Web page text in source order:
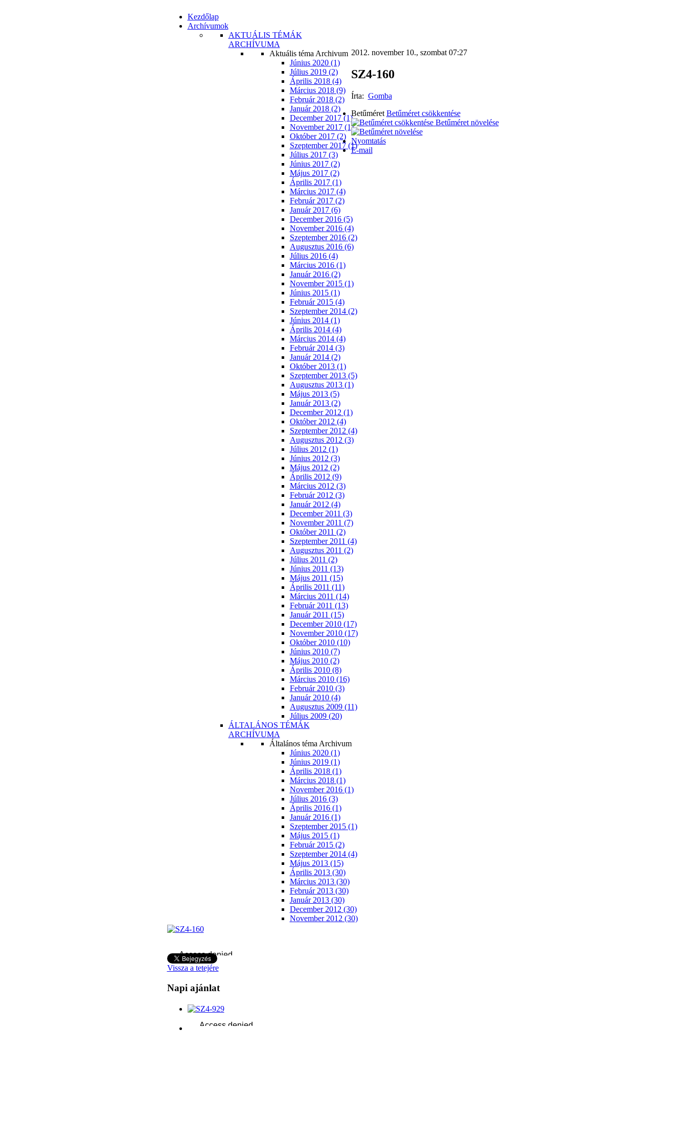
Kezdőlap
Archívumok
AKTUÁLIS TÉMÁK
ARCHÍVUMA
Aktuális téma Archivum
Június 2020 (1)
Július 2019 (2)
Április 2018 (4)
Március 2018 (9)
Február 2018 (2)
Január 2018 (2)
December 2017 (1)
November 2017 (1)
Október 2017 (2)
Szeptember 2017 (1)
Július 2017 (3)
Június 2017 (2)
Május 2017 (2)
Április 2017 (1)
Március 2017 (4)
Február 2017 (2)
Január 2017 (6)
December 2016 (5)
November 2016 (4)
Szeptember 2016 (2)
Augusztus 2016 (6)
Július 2016 (4)
Március 2016 (1)
Január 2016 (2)
November 2015 (1)
Június 2015 (1)
Február 2015 (4)
Szeptember 2014 (2)
Június 2014 (1)
Április 2014 (4)
Március 2014 (4)
Február 2014 (3)
Január 2014 (2)
Október 2013 (1)
Szeptember 2013 (5)
Augusztus 2013 (1)
Május 2013 (5)
Január 2013 (2)
December 2012 (1)
Október 2012 (4)
Szeptember 2012 (4)
Augusztus 2012 (3)
Július 2012 (1)
Június 2012 (3)
Május 2012 (2)
Április 2012 (9)
Március 2012 (3)
Február 2012 (3)
Január 2012 (4)
December 2011 (3)
November 2011 (7)
Október 2011 (2)
Szeptember 2011 (4)
Augusztus 2011 (2)
Július 2011 (2)
Június 2011 (13)
Május 2011 (15)
Április 2011 (11)
Március 2011 (14)
Február 2011 (13)
Január 2011 (15)
December 2010 (17)
November 2010 (17)
Október 2010 (10)
Június 2010 (7)
Május 2010 (2)
Április 2010 (8)
Március 2010 (16)
Február 2010 (3)
Január 2010 (4)
Augusztus 2009 (11)
Július 2009 (20)
ÁLTALÁNOS TÉMÁK
ARCHÍVUMA
Általános téma Archivum
Június 2020 (1)
Június 2019 (1)
Április 2018 (1)
Március 2018 (1)
November 2016 (1)
Július 2016 (3)
Április 2016 (1)
Január 2016 (1)
Szeptember 2015 (1)
Május 2015 (1)
Február 2015 (2)
Szeptember 2014 (4)
Május 2013 (15)
Április 2013 (30)
Március 2013 (30)
Február 2013 (30)
Január 2013 (30)
December 2012 (30)
November 2012 (30)
2012. november 10., szombat 07:27
SZ4-160
Írta: Gomba
Betűméret Betűméret csökkentése
Betűméret növelése
Nyomtatás
E-mail
Vissza a tetejére
Napi ajánlat